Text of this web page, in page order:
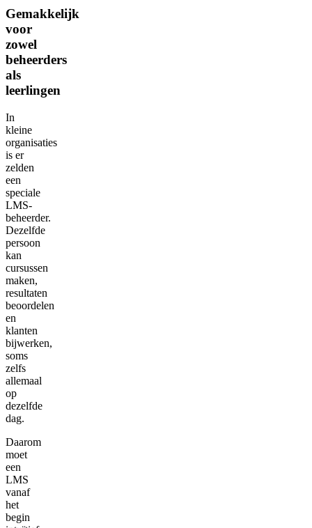
Gemakkelijk
voor
zowel
beheerders
als
leerlingen
In
kleine
organisaties
is er
zelden
een
speciale
LMS-
beheerder.
Dezelfde
persoon
kan
cursussen
maken,
resultaten
beoordelen
en
klanten
bijwerken,
soms
zelfs
allemaal
op
dezelfde
dag.
Daarom
moet
een
LMS
vanaf
het
begin